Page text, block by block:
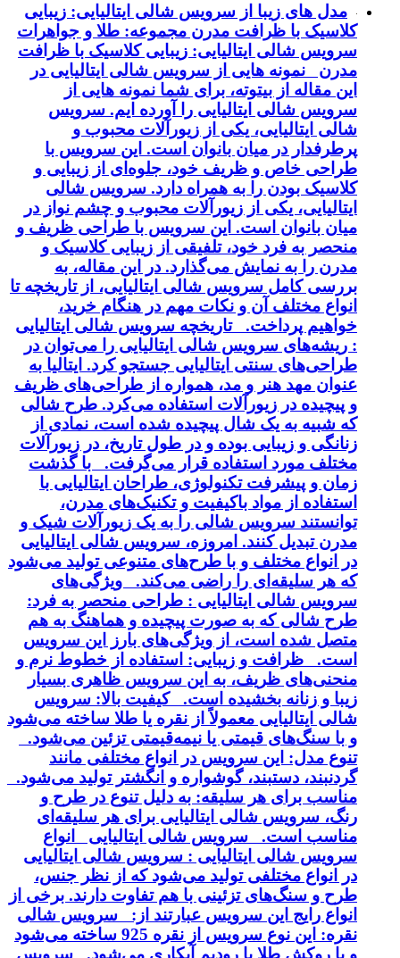
مدل های زیبا از سرویس شالی ایتالیایی: زیبایی
کلاسیک با ظرافت مدرن مجموعه: طلا و جواهرات
سرویس شالی ایتالیایی: زیبایی کلاسیک با ظرافت
مدرن نمونه هایی از سرویس شالی ایتالیایی در
این مقاله از بیتوته، برای شما نمونه هایی از
سرویس شالی ایتالیایی را آورده ایم. سرویس
شالی ایتالیایی، یکی از زیورآلات محبوب و
پرطرفدار در میان بانوان است. این سرویس با
طراحی خاص و ظریف خود، جلوه‌ای از زیبایی و
کلاسیک بودن را به همراه دارد. سرویس شالی
ایتالیایی، یکی از زیورآلات محبوب و چشم نواز در
میان بانوان است. این سرویس با طراحی ظریف و
منحصر به فرد خود، تلفیقی از زیبایی کلاسیک و
مدرن را به نمایش می‌گذارد. در این مقاله، به
بررسی کامل سرویس شالی ایتالیایی، از تاریخچه تا
انواع مختلف آن و نکات مهم در هنگام خرید،
خواهیم پرداخت. تاریخچه سرویس شالی ایتالیایی
: ریشه‌های سرویس شالی ایتالیایی را می‌توان در
طراحی‌های سنتی ایتالیایی جستجو کرد. ایتالیا به
عنوان مهد هنر و مد، همواره از طراحی‌های ظریف
و پیچیده در زیورآلات استفاده می‌کرد. طرح شالی
که شبیه به یک شال پیچیده شده است، نمادی از
زنانگی و زیبایی بوده و در طول تاریخ، در زیورآلات
مختلف مورد استفاده قرار می‌گرفت. با گذشت
زمان و پیشرفت تکنولوژی، طراحان ایتالیایی با
استفاده از مواد باکیفیت و تکنیک‌های مدرن،
توانستند سرویس شالی را به یک زیورآلات شیک و
مدرن تبدیل کنند. امروزه، سرویس شالی ایتالیایی
در انواع مختلف و با طرح‌های متنوعی تولید می‌شود
که هر سلیقه‌ای را راضی می‌کند. ویژگی‌های
سرویس شالی ایتالیایی : طراحی منحصر به فرد:
طرح شالی که به صورت پیچیده و هماهنگ به هم
متصل شده است، از ویژگی‌های بارز این سرویس
است. ظرافت و زیبایی: استفاده از خطوط نرم و
منحنی‌های ظریف، به این سرویس ظاهری بسیار
زیبا و زنانه بخشیده است. کیفیت بالا: سرویس
شالی ایتالیایی معمولاً از نقره یا طلا ساخته می‌شود
و با سنگ‌های قیمتی یا نیمه‌قیمتی تزئین می‌شود.
تنوع مدل: این سرویس در انواع مختلفی مانند
گردنبند، دستبند، گوشواره و انگشتر تولید می‌شود.
مناسب برای هر سلیقه: به دلیل تنوع در طرح و
رنگ، سرویس شالی ایتالیایی برای هر سلیقه‌ای
مناسب است. سرویس شالی ایتالیایی انواع
سرویس شالی ایتالیایی : سرویس شالی ایتالیایی
در انواع مختلفی تولید می‌شود که از نظر جنس،
طرح و سنگ‌های تزئینی با هم تفاوت دارند. برخی از
انواع رایج این سرویس عبارتند از: سرویس شالی
نقره: این نوع سرویس از نقره 925 ساخته می‌شود
و با روکش طلا یا رودیم آبکاری می‌شود. سرویس